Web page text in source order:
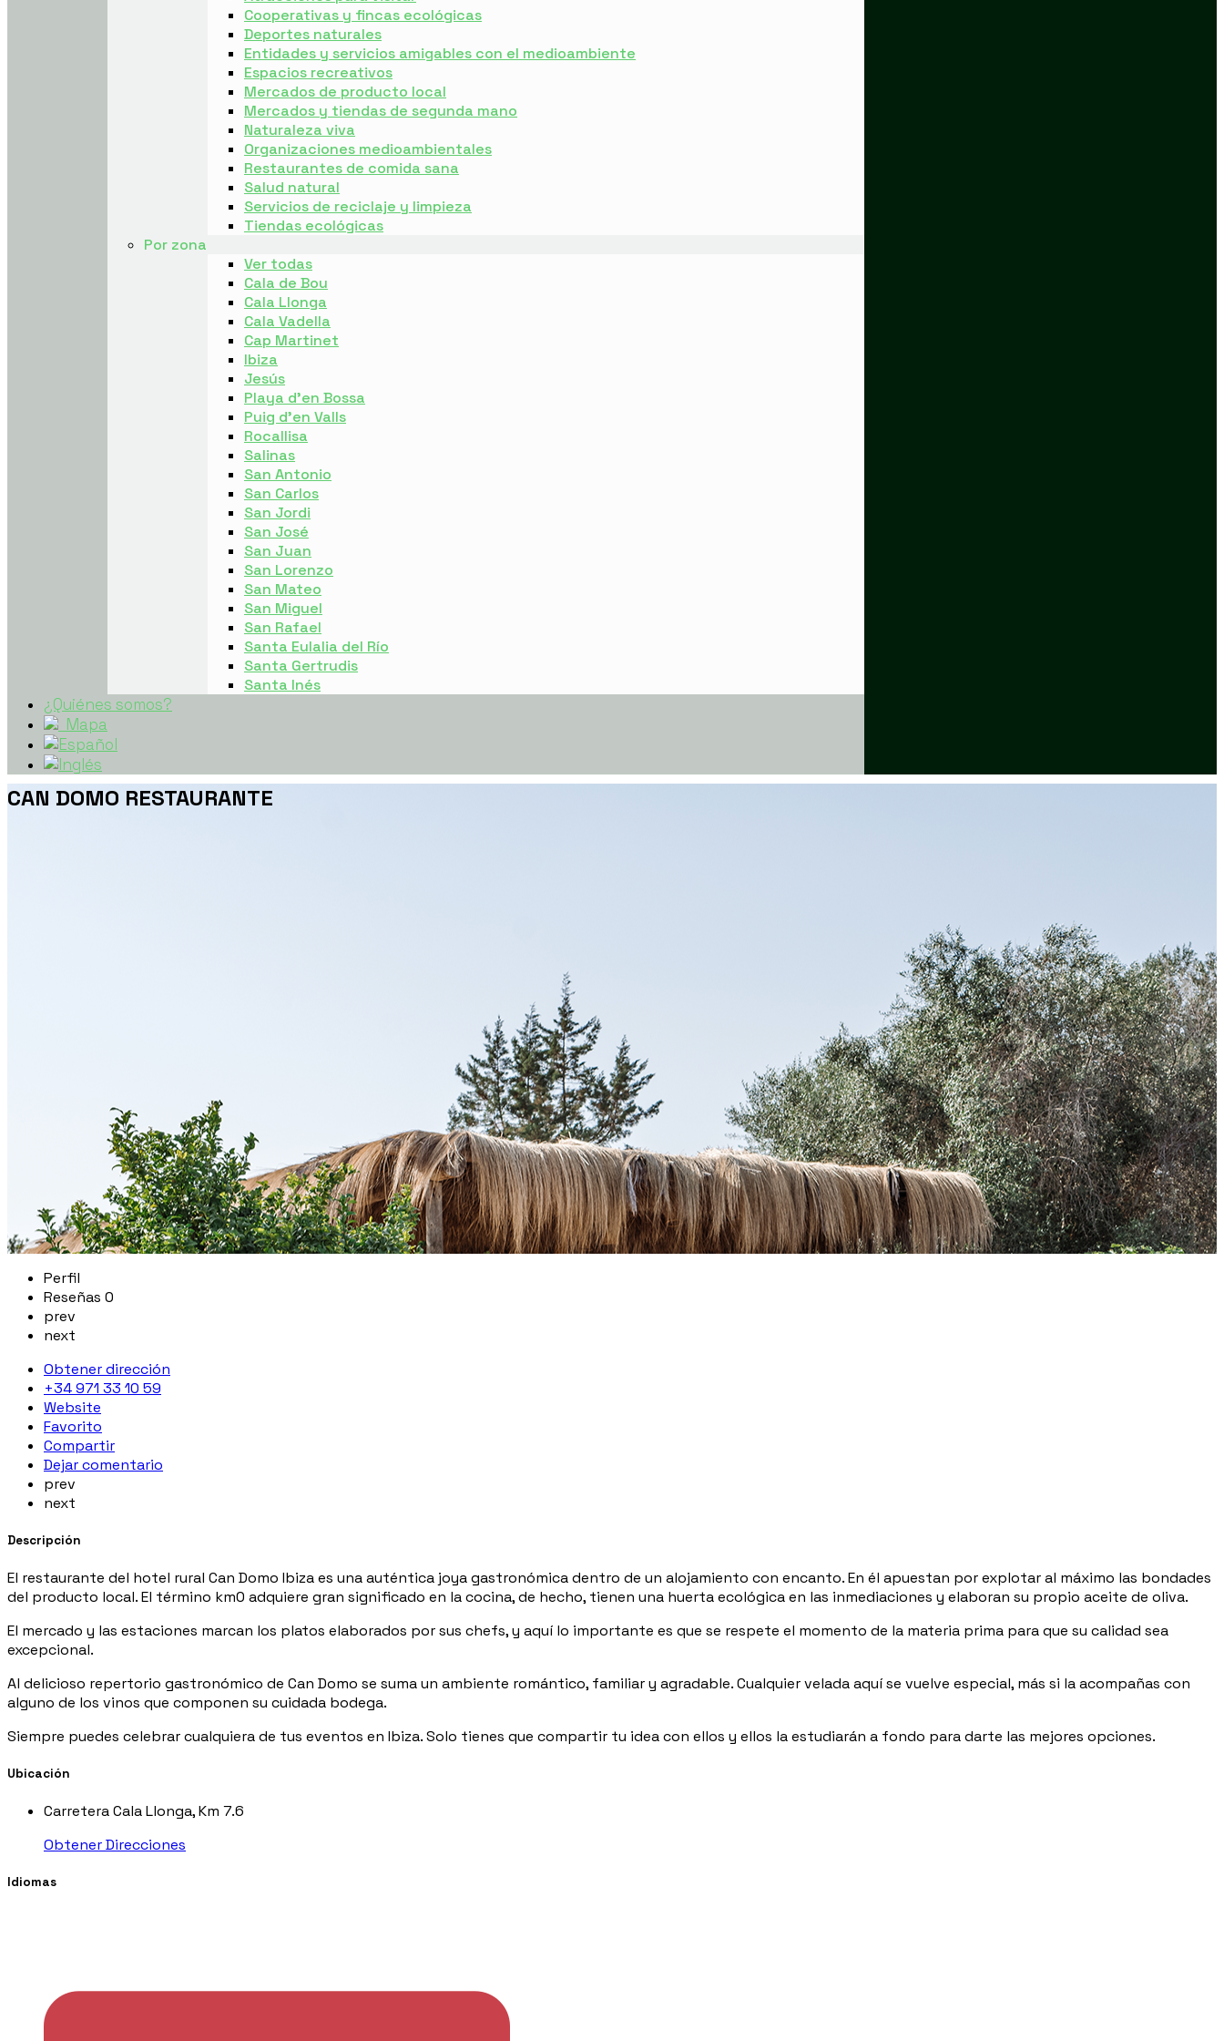
Cooperativas y fincas ecológicas
Deportes naturales
Entidades y servicios amigables con el medioambiente
Espacios recreativos
Mercados de producto local
Mercados y tiendas de segunda mano
Naturaleza viva
Organizaciones medioambientales
Restaurantes de comida sana
Salud natural
Servicios de reciclaje y limpieza
Tiendas ecológicas
Por zona
Ver todas
Cala de Bou
Cala Llonga
Cala Vadella
Cap Martinet
Ibiza
Jesús
Playa d’en Bossa
Puig d’en Valls
Rocallisa
Salinas
San Antonio
San Carlos
San Jordi
San José
San Juan
San Lorenzo
San Mateo
San Miguel
San Rafael
Santa Eulalia del Río
Santa Gertrudis
Santa Inés
¿Quiénes somos?
Mapa
CAN DOMO RESTAURANTE
Perfil
Reseñas 0
prev
next
Obtener dirección
+34 971 33 10 59
Website
Favorito
Compartir
Dejar comentario
prev
next
Descripción
El restaurante del hotel rural Can Domo Ibiza es una auténtica joya gastronómica dentro de un alojamiento con encanto. En él apuestan por explotar al máximo las bondades
del producto local. El término km0 adquiere gran significado en la cocina, de hecho, tienen una huerta ecológica en las inmediaciones y elaboran su propio aceite de oliva.
El mercado y las estaciones marcan los platos elaborados por sus chefs, y aquí lo importante es que se respete el momento de la materia prima para que su calidad sea
excepcional.
Al delicioso repertorio gastronómico de Can Domo se suma un ambiente romántico, familiar y agradable. Cualquier velada aquí se vuelve especial, más si la acompañas con
alguno de los vinos que componen su cuidada bodega.
Siempre puedes celebrar cualquiera de tus eventos en Ibiza. Solo tienes que compartir tu idea con ellos y ellos la estudiarán a fondo para darte las mejores opciones.
Ubicación
Carretera Cala Llonga, Km 7.6
Obtener Direcciones
Idiomas